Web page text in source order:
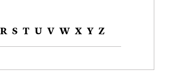
R S T U V W X Y Z